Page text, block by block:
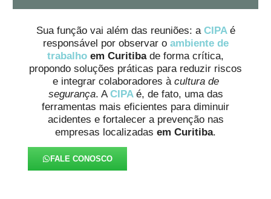
Sua função vai além das reuniões: a CIPA é
responsável por observar o ambiente de
trabalho em Curitiba de forma crítica,
propondo soluções práticas para reduzir riscos
e integrar colaboradores à cultura de
segurança. A CIPA é, de fato, uma das
ferramentas mais eficientes para diminuir
acidentes e fortalecer a prevenção nas
empresas localizadas em Curitiba.
FALE CONOSCO